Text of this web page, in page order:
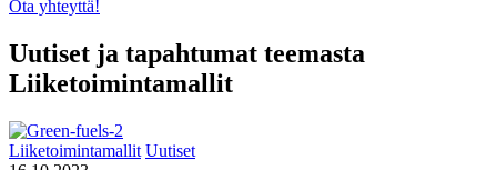
Ota yhteyttä!
Uutiset ja tapahtumat teemasta
Liiketoimintamallit
Liiketoimintamallit Uutiset